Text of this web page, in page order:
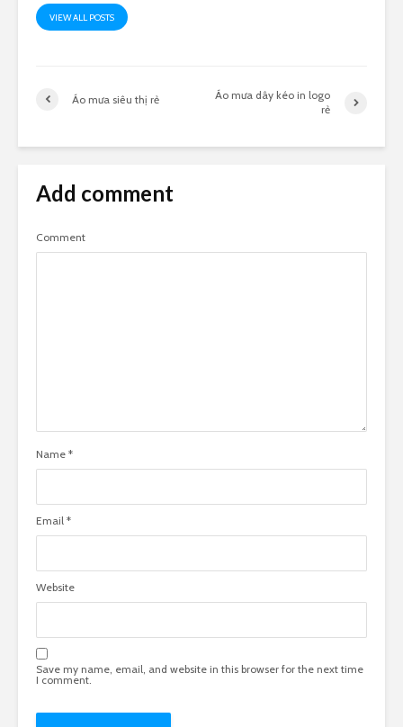
VIEW ALL POSTS
Áo mưa siêu thị rẻ
Áo mưa dây kéo in logo
rẻ
Add comment
Comment
Name *
Email *
Website
Save my name, email, and website in this browser for the next time
I comment.